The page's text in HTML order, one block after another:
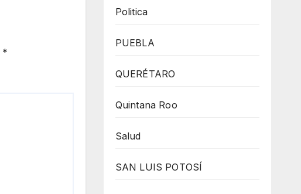
*
Politica
PUEBLA
QUERÉTARO
Quintana Roo
Salud
SAN LUIS POTOSÍ